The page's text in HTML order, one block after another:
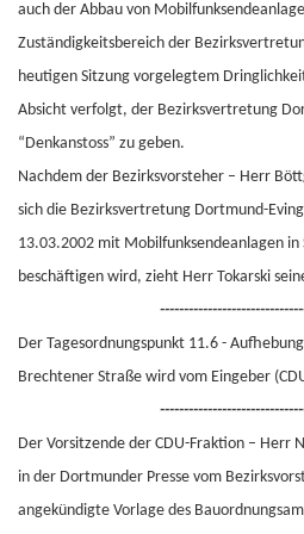
auch der Abbau von
Zuständigkeitsbereich der
heutigen Sitzung vorgelegtem
Absicht verfolgt, der Bezirksvertretung
“Denkanstoss” zu geben.
Nachdem der Bezirksvorsteher – Herr
sich die Bezirksvertretung Dortmund-
13.03.2002 mit Mobilfunksendeanlagen
beschäftigen wird, zieht Herr Tokarski
Der Tagesordnungspunkt 11.6 -
Brechtener Straße wird vom Eingeber
Der Vorsitzende der CDU-Fraktion – Herr
in der Dortmunder Presse vom
angekündigte Vorlage des